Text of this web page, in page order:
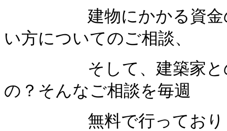
建物にかかる資金の事
い方についてのご相談、
そして、建築家との家
の？そんなご相談を毎週
無料で行っており